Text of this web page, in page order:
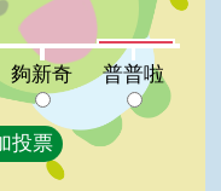
夠新奇:0%普普啦:2%
夠新奇 普普啦
投票